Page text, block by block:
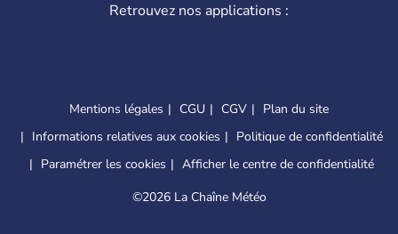
Retrouvez nos applications :
Mentions légales CGU CGV
Plan du site
Informations relatives aux cookies
Politique de confidentialité
Paramétrer les cookies
Afficher le centre de confidentialité
©2026 La Chaîne Météo